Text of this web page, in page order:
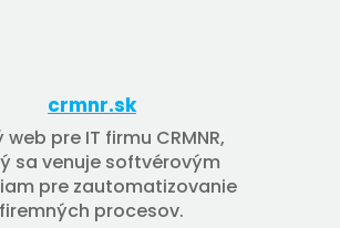
crmnr.sk
web pre IT firmu CRMNR,
sa venuje softvérovým
pre zautomatizovanie
firemných procesov.